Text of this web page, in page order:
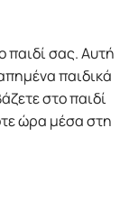
παιδί σας. Αυτή
παιδικά
στο παιδί
ώρα μέσα στη